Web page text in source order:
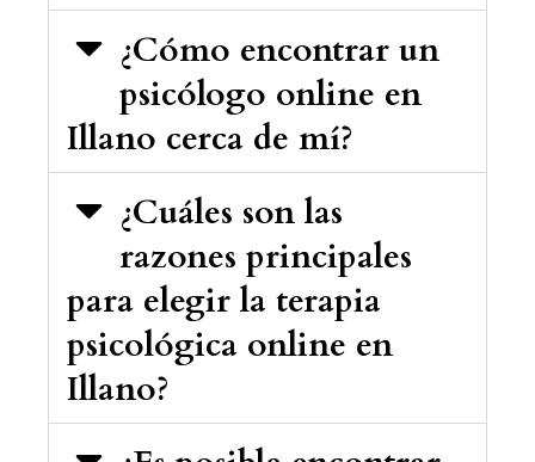
¿Cómo encontrar un
psicólogo online en
Illano cerca de mí?
¿Cuáles son las
razones principales
para elegir la terapia
psicológica online en
Illano?